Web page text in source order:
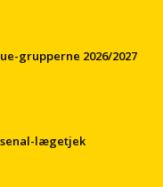
grupperne 2026/2027
lægetjek